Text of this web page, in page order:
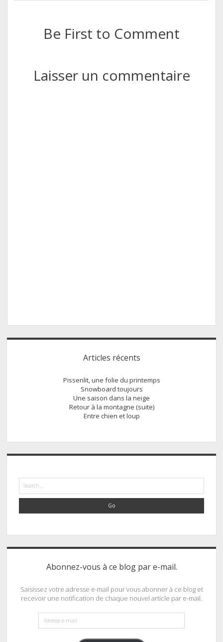
Be First to Comment
Laisser un commentaire
Sidebar
Articles récents
Pissenlit, une folie du printemps
Snowboard toujours
Une saison dans la neige
Retour à la montagne (suite)
Entre chien et loup
Search
Abonnez-vous à ce blog par e-mail.
Saisissez votre adresse e-mail pour vous abonner à ce blog et
recevoir une notification de chaque nouvel article par e-mail.
e-